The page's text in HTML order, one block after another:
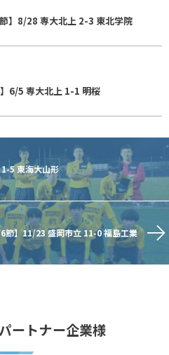
節】8/28 専大北上 2-3 東北学院
】6/5 専大北上 1-1 明桜
5 東海大山形
節】11/23 盛岡市立 11-0 福島工業
ートナー企業様